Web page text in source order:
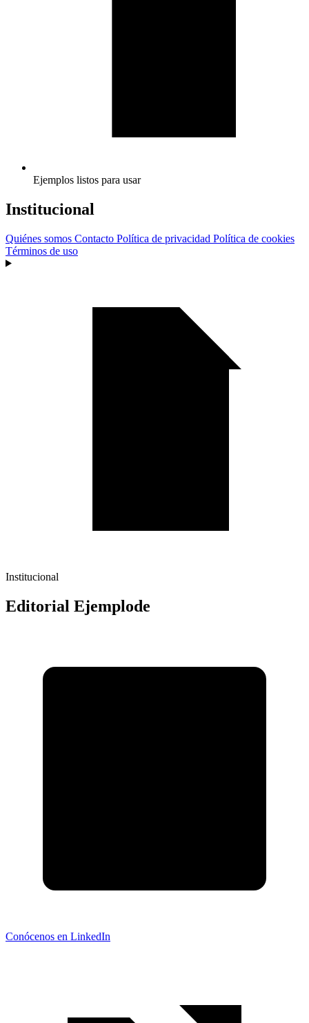
Ejemplos listos para usar
Institucional
Quiénes somos Contacto Política de privacidad Política de cookies
Términos de uso
Institucional
Editorial Ejemplode
Conócenos en LinkedIn